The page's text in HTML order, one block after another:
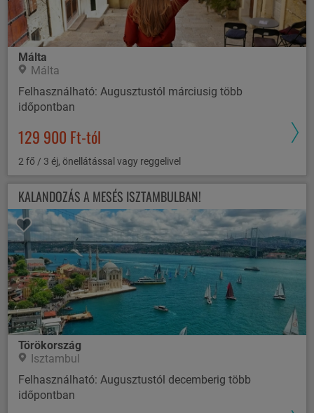
Málta
Málta
Felhasználható: Augusztustól márciusig több
időpontban
129 900 Ft-tól
2 fő / 3 éj, önellátással vagy reggelivel
KALANDOZÁS A MESÉS ISZTAMBULBAN!
Törökország
Isztambul
Felhasználható: Augusztustól decemberig több
időpontban